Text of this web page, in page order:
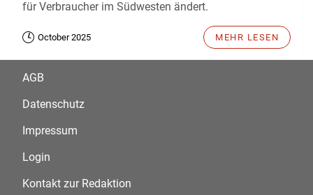
für Verbraucher im Südwesten ändert.
October 2025 MEHR LESEN
AGB
Datenschutz
Impressum
Login
Kontakt zur Redaktion